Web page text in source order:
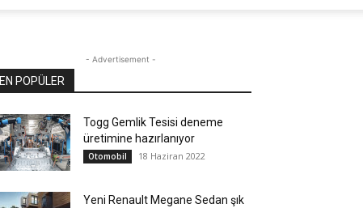
- Advertisement -
EN POPÜLER
Togg Gemlik Tesisi deneme
üretimine hazırlanıyor
Otomobil 18 Haziran 2022
Yeni Renault Megane Sedan şık